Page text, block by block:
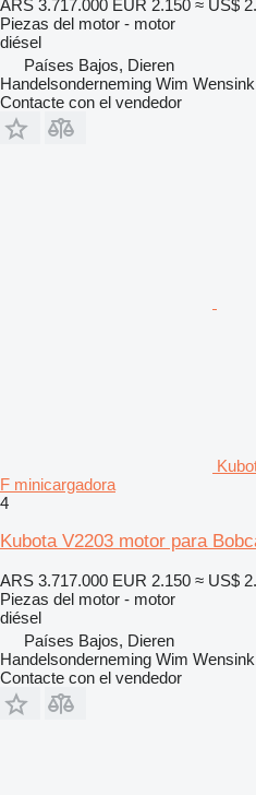
ARS 3.717.000 EUR 2.150 ≈ US$
Piezas del motor - motor
diésel
Países Bajos, Dieren
Handelsonderneming Wim
Contacte con el vendedor
F minicargadora
4
Kubota V2203 motor para
ARS 3.717.000 EUR 2.150 ≈ US$
Piezas del motor - motor
diésel
Países Bajos, Dieren
Handelsonderneming Wim
Contacte con el vendedor